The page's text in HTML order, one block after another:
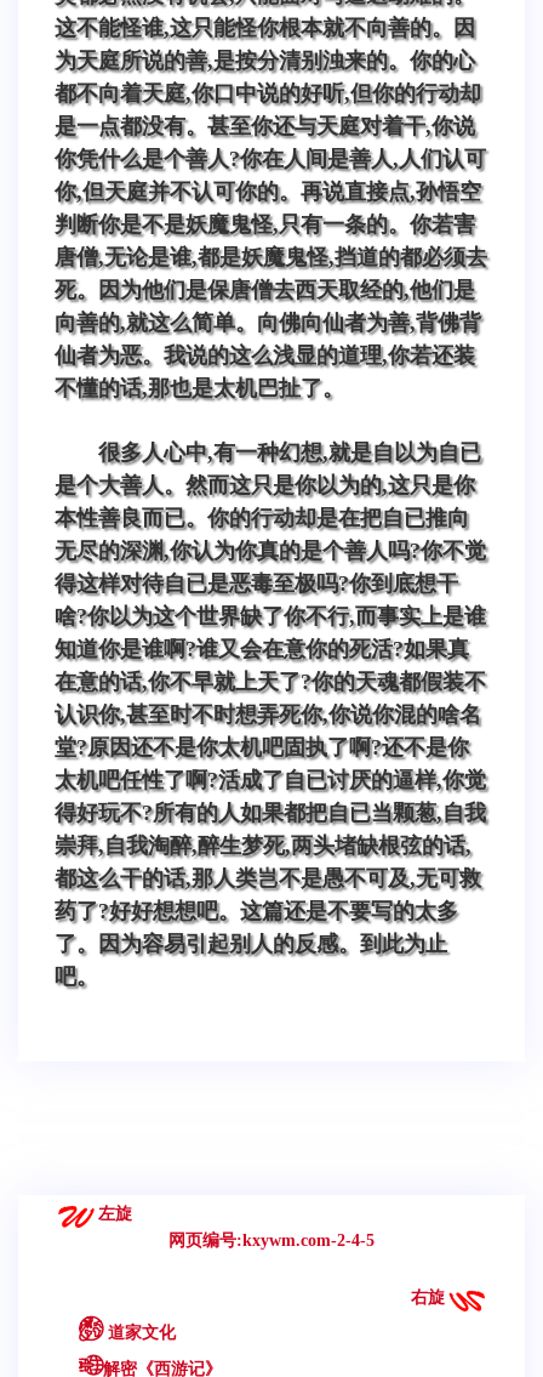
这不能怪谁,这只能怪你根本就不向善的。因
为天庭所说的善,是按分清别浊来的。你的心
都不向着天庭,你口中说的好听,但你的行动却
是一点都没有。甚至你还与天庭对着干,你说
你凭什么是个善人?你在人间是善人,人们认可
你,但天庭并不认可你的。再说直接点,孙悟空
判断你是不是妖魔鬼怪,只有一条的。你若害
唐僧,无论是谁,都是妖魔鬼怪,挡道的都必须去
死。因为他们是保唐僧去西天取经的,他们是
向善的,就这么简单。向佛向仙者为善,背佛背
仙者为恶。我说的这么浅显的道理,你若还装
不懂的话,那也是太机巴扯了。
很多人心中,有一种幻想,就是自以为自已
是个大善人。然而这只是你以为的,这只是你
本性善良而已。你的行动却是在把自已推向
无尽的深渊,你认为你真的是个善人吗?你不觉
得这样对待自已是恶毒至极吗?你到底想干
啥?你以为这个世界缺了你不行,而事实上是谁
知道你是谁啊?谁又会在意你的死活?如果真
在意的话,你不早就上天了?你的天魂都假装不
认识你,甚至时不时想弄死你,你说你混的啥名
堂?原因还不是你太机吧固执了啊?还不是你
太机吧任性了啊?活成了自已讨厌的逼样,你觉
得好玩不?所有的人如果都把自已当颗葱,自我
崇拜,自我淘醉,醉生梦死,两头堵缺根弦的话,
都这么干的话,那人类岂不是愚不可及,无可救
药了?好好想想吧。这篇还是不要写的太多
了。因为容易引起别人的反感。到此为止
吧。
左旋
网页编号:kxywm.com-2-4-5
右旋
道家文化
解密《西游记》